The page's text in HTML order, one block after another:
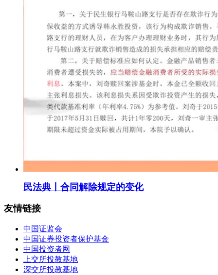
民法典丨合同解除规定的变化
友情链接
中国证监会
中国证券投资者保护基金
中国投资者网
上交所投教基地
深交所投教基地